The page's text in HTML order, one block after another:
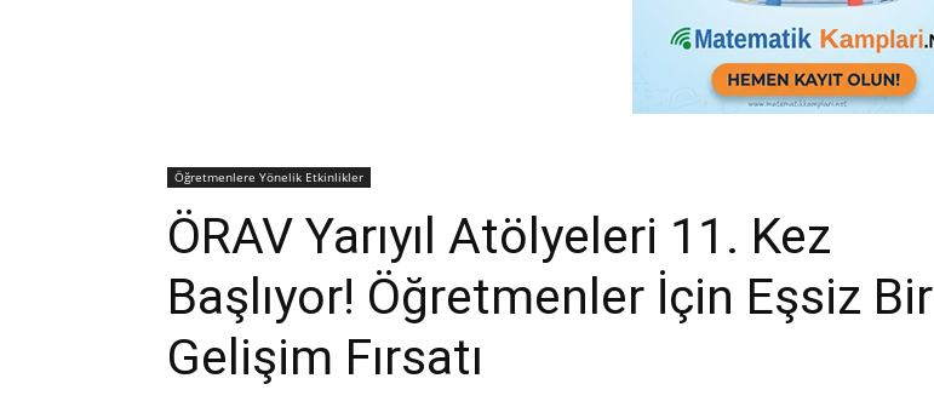
Öğretmenlere Yönelik Etkinlikler
ÖRAV Yarıyıl Atölyeleri 11. Kez
Başlıyor! Öğretmenler İçin Eşsiz Bir
Gelişim Fırsatı